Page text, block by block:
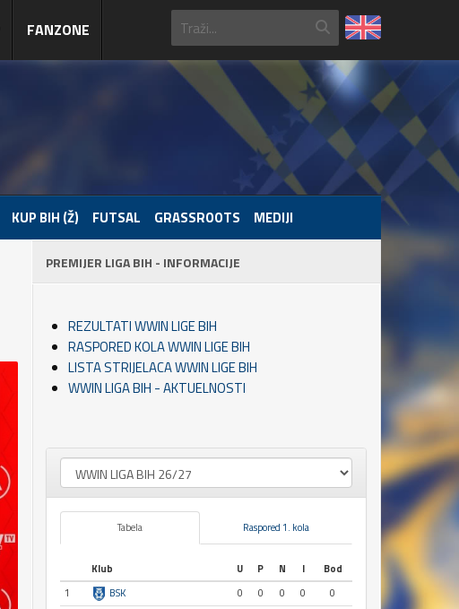
FANZONE
KUP BIH (Ž) FUTSAL GRASSROOTS MEDIJI
PREMIJER LIGA BIH - INFORMACIJE
REZULTATI WWIN LIGE BIH
RASPORED KOLA WWIN LIGE BIH
LISTA STRIJELACA WWIN LIGE BIH
WWIN LIGA BIH - AKTUELNOSTI
Tabela Raspored 1. kola
Klub U P N I
Bod
1
BSK 0 0 0 0
0